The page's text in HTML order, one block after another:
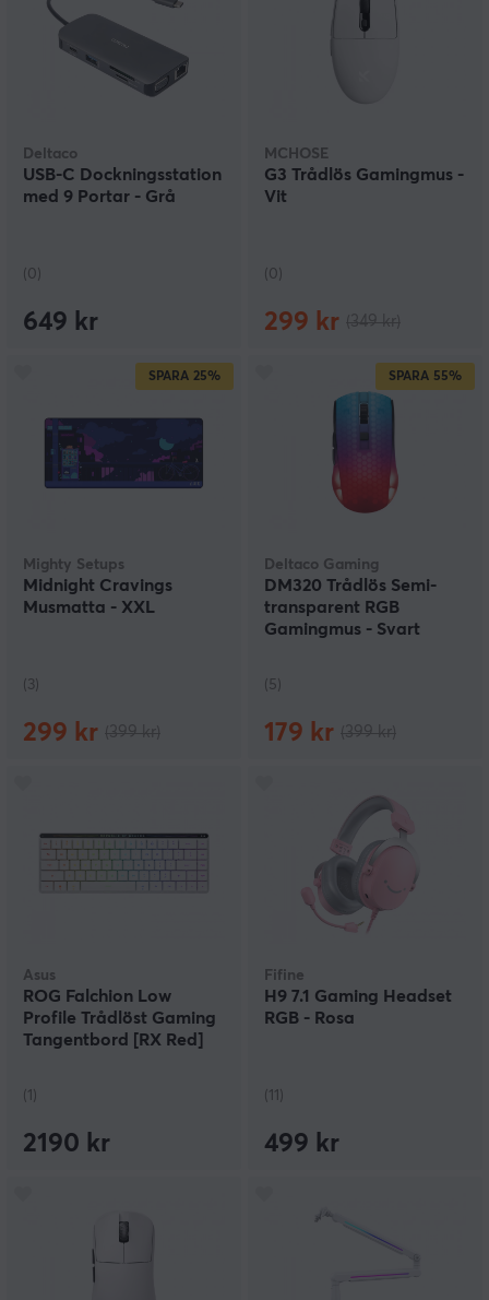
Deltaco
USB-C Dockningsstation
med 9 Portar - Grå
(0)
649 kr
MCHOSE
G3 Trådlös Gamingmus -
Vit
(0)
299 kr
SPARA 25%
Mighty Setups
Midnight Cravings
Musmatta - XXL
(3)
299 kr
SPARA 55%
Deltaco Gaming
DM320 Trådlös Semi-
transparent RGB
Gamingmus - Svart
(5)
179 kr
Asus
ROG Falchion Low
Profile Trådlöst Gaming
Tangentbord [RX Red]
(1)
2190 kr
Fifine
H9 7.1 Gaming Headset
RGB - Rosa
(11)
499 kr